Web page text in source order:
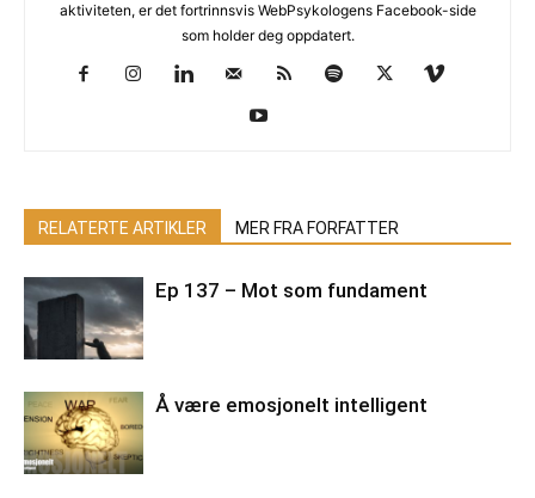
aktiviteten, er det fortrinnsvis WebPsykologens Facebook-side
som holder deg oppdatert.
RELATERTE ARTIKLER MER FRA FORFATTER
Ep 137 – Mot som fundament
Å være emosjonelt intelligent